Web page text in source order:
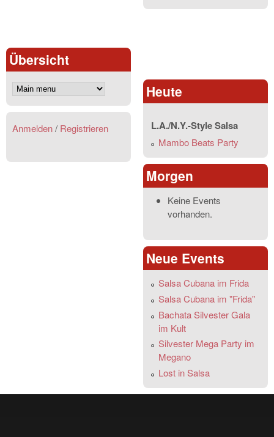
Übersicht
Anmelden/ Registrieren
Heute
L.A./N.Y.-Style Salsa
Mambo Beats Party
Morgen
Keine Events
vorhanden.
Neue Events
Salsa Cubana im Frida
Salsa Cubana im "Frida"
Bachata Silvester Gala
im Kult
Silvester Mega Party im
Megano
Lost in Salsa